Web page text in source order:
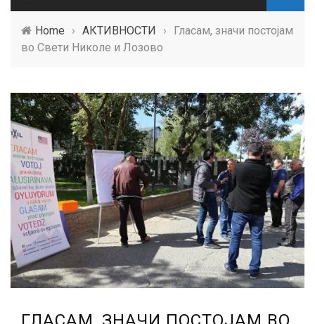
Home › АКТИВНОСТИ ›
Гласам, значи постојам
во Свети Николе и Лозово